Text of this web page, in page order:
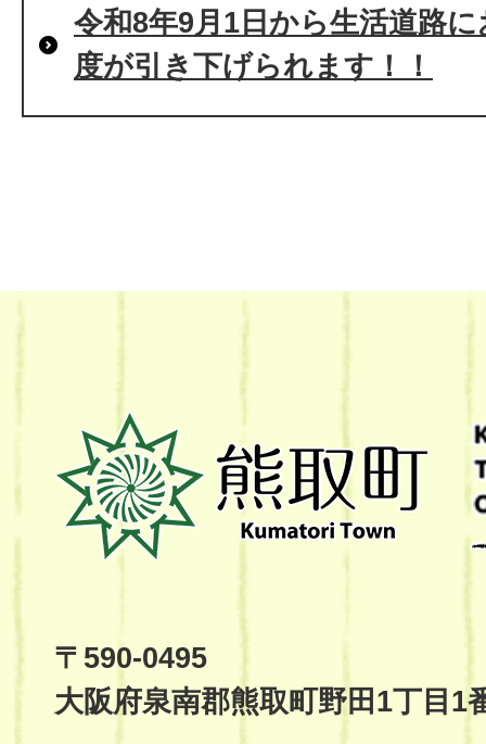
令和8年9月1日から生活道路
度が引き下げられます！！
熊
取
町
Kumatori
Site
〒590-0495
大阪府泉南郡熊取町野田1丁目1